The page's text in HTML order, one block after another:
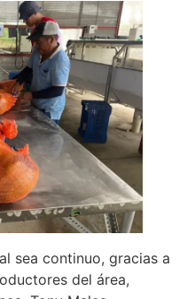
sea continuo, gracias a
del área,